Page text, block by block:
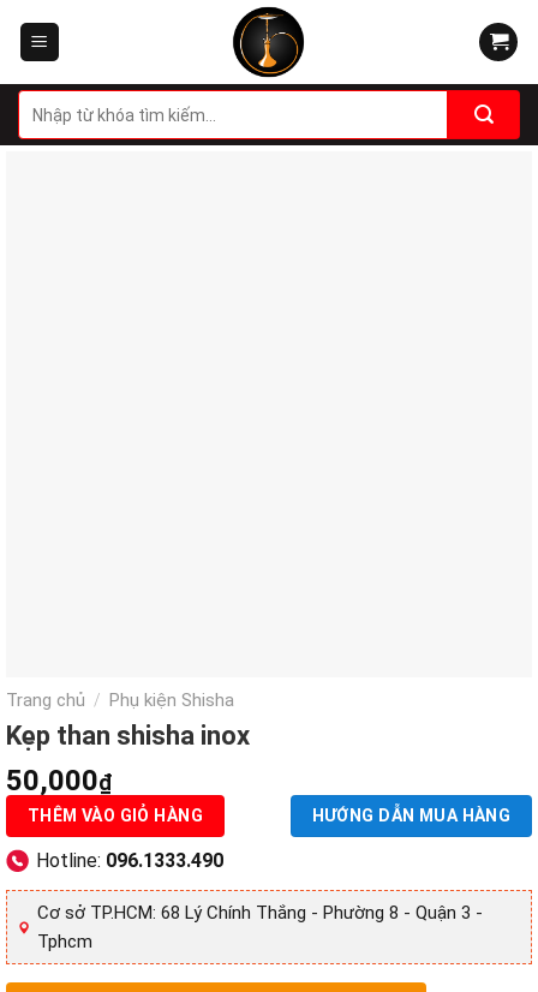
Tìm
kiếm:
Trang chủ / Phụ kiện Shisha
Kẹp than shisha inox
50,000₫
HƯỚNG DẪN MUA HÀNG
THÊM VÀO GIỎ HÀNG
Hotline: 096.1333.490
Cơ sở TP.HCM: 68 Lý Chính Thắng - Phường 8 - Quận 3 -
Tphcm